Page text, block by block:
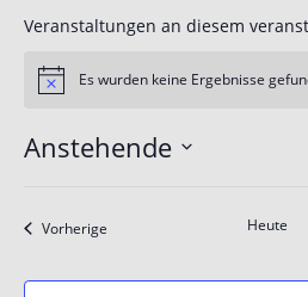
Veranstaltungen an diesem
HinweisEs wurden keine Ergebnisse
Anstehende
VorherigeVeranstaltungen Heute